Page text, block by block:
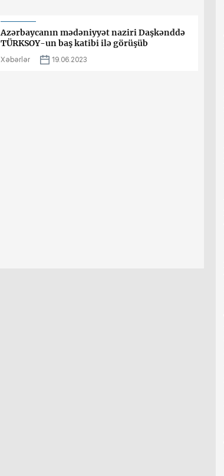
Azərbaycanın mədəniyyət naziri Daşkənddə
TÜRKSOY-un baş katibi ilə görüşüb
Xəbərlər 19.06.2023